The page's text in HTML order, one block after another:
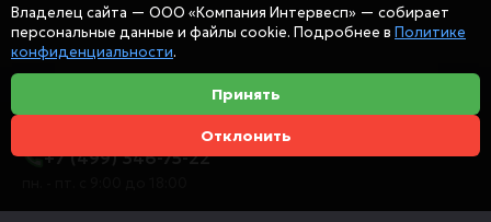
+7 (499) 346-75-22
Владелец сайта — ООО «Компания Интервесп» — собирает
персональные данные и файлы cookie. Подробнее в Политике
конфиденциальности.
Принять
Отклонить